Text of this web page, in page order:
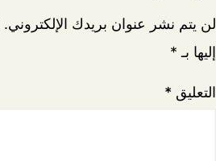
لن يتم نشر عنوان بريدك الإلكتروني.
إليها بـ *
التعليق *